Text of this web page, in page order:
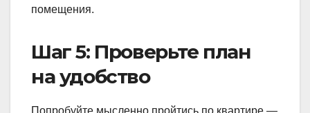
помещения.
Шаг 5: Проверьте план
на удобство